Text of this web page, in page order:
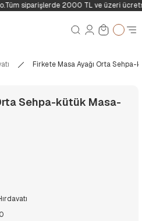
Tüm siparişlerde 2000 TL ve üzeri
Firkete Masa Ayağı Orta Sehpa-
Sehpa-kütük Masa-